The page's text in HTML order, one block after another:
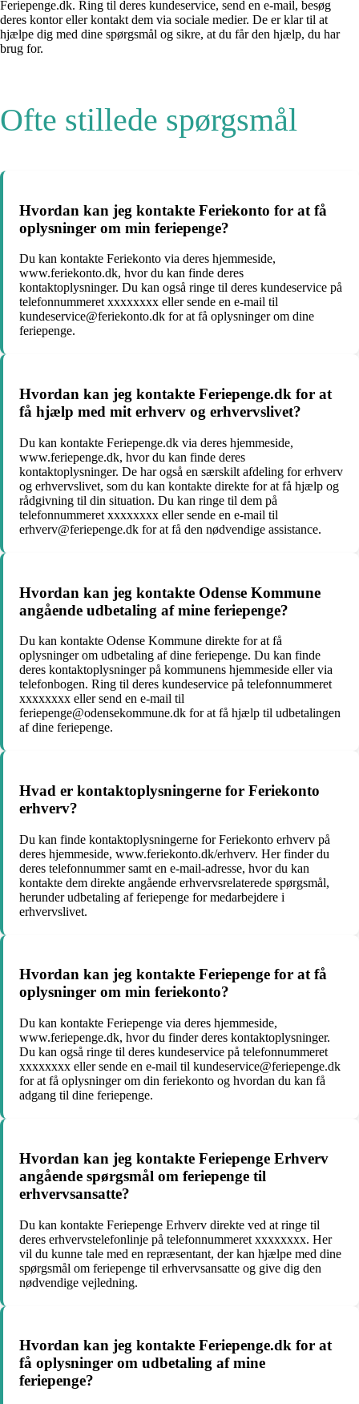
Feriepenge.dk. Ring til deres kundeservice, send en e-mail, besøg
deres kontor eller kontakt dem via sociale medier. De er klar til at
hjælpe dig med dine spørgsmål og sikre, at du får den hjælp, du har
brug for.
Ofte stillede spørgsmål
Hvordan kan jeg kontakte Feriekonto for at få
oplysninger om min feriepenge?
Du kan kontakte Feriekonto via deres hjemmeside,
www.feriekonto.dk, hvor du kan finde deres
kontaktoplysninger. Du kan også ringe til deres kundeservice på
telefonnummeret xxxxxxxx eller sende en e-mail til
kundeservice@feriekonto.dk for at få oplysninger om dine
feriepenge.
Hvordan kan jeg kontakte Feriepenge.dk for at
få hjælp med mit erhverv og erhvervslivet?
Du kan kontakte Feriepenge.dk via deres hjemmeside,
www.feriepenge.dk, hvor du kan finde deres
kontaktoplysninger. De har også en særskilt afdeling for erhverv
og erhvervslivet, som du kan kontakte direkte for at få hjælp og
rådgivning til din situation. Du kan ringe til dem på
telefonnummeret xxxxxxxx eller sende en e-mail til
erhverv@feriepenge.dk for at få den nødvendige assistance.
Hvordan kan jeg kontakte Odense Kommune
angående udbetaling af mine feriepenge?
Du kan kontakte Odense Kommune direkte for at få
oplysninger om udbetaling af dine feriepenge. Du kan finde
deres kontaktoplysninger på kommunens hjemmeside eller via
telefonbogen. Ring til deres kundeservice på telefonnummeret
xxxxxxxx eller send en e-mail til
feriepenge@odensekommune.dk for at få hjælp til udbetalingen
af dine feriepenge.
Hvad er kontaktoplysningerne for Feriekonto
erhverv?
Du kan finde kontaktoplysningerne for Feriekonto erhverv på
deres hjemmeside, www.feriekonto.dk/erhverv. Her finder du
deres telefonnummer samt en e-mail-adresse, hvor du kan
kontakte dem direkte angående erhvervsrelaterede spørgsmål,
herunder udbetaling af feriepenge for medarbejdere i
erhvervslivet.
Hvordan kan jeg kontakte Feriepenge for at få
oplysninger om min feriekonto?
Du kan kontakte Feriepenge via deres hjemmeside,
www.feriepenge.dk, hvor du finder deres kontaktoplysninger.
Du kan også ringe til deres kundeservice på telefonnummeret
xxxxxxxx eller sende en e-mail til kundeservice@feriepenge.dk
for at få oplysninger om din feriekonto og hvordan du kan få
adgang til dine feriepenge.
Hvordan kan jeg kontakte Feriepenge Erhverv
angående spørgsmål om feriepenge til
erhvervsansatte?
Du kan kontakte Feriepenge Erhverv direkte ved at ringe til
deres erhvervstelefonlinje på telefonnummeret xxxxxxxx. Her
vil du kunne tale med en repræsentant, der kan hjælpe med dine
spørgsmål om feriepenge til erhvervsansatte og give dig den
nødvendige vejledning.
Hvordan kan jeg kontakte Feriepenge.dk for at
få oplysninger om udbetaling af mine
feriepenge?